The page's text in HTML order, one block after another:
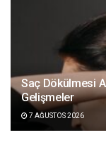
Saç Dökülmesi
Gelişmeler
7 AĞUSTOS 2026